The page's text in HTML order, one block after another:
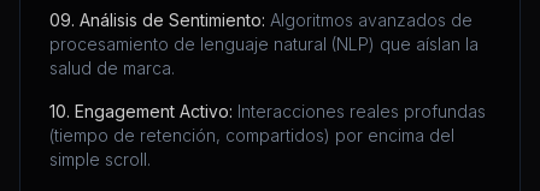
09. Análisis de Sentimiento: Algoritmos avanzados de
procesamiento de lenguaje natural (NLP) que aíslan la
salud de marca.
10. Engagement Activo: Interacciones reales profundas
(tiempo de retención, compartidos) por encima del
simple scroll.